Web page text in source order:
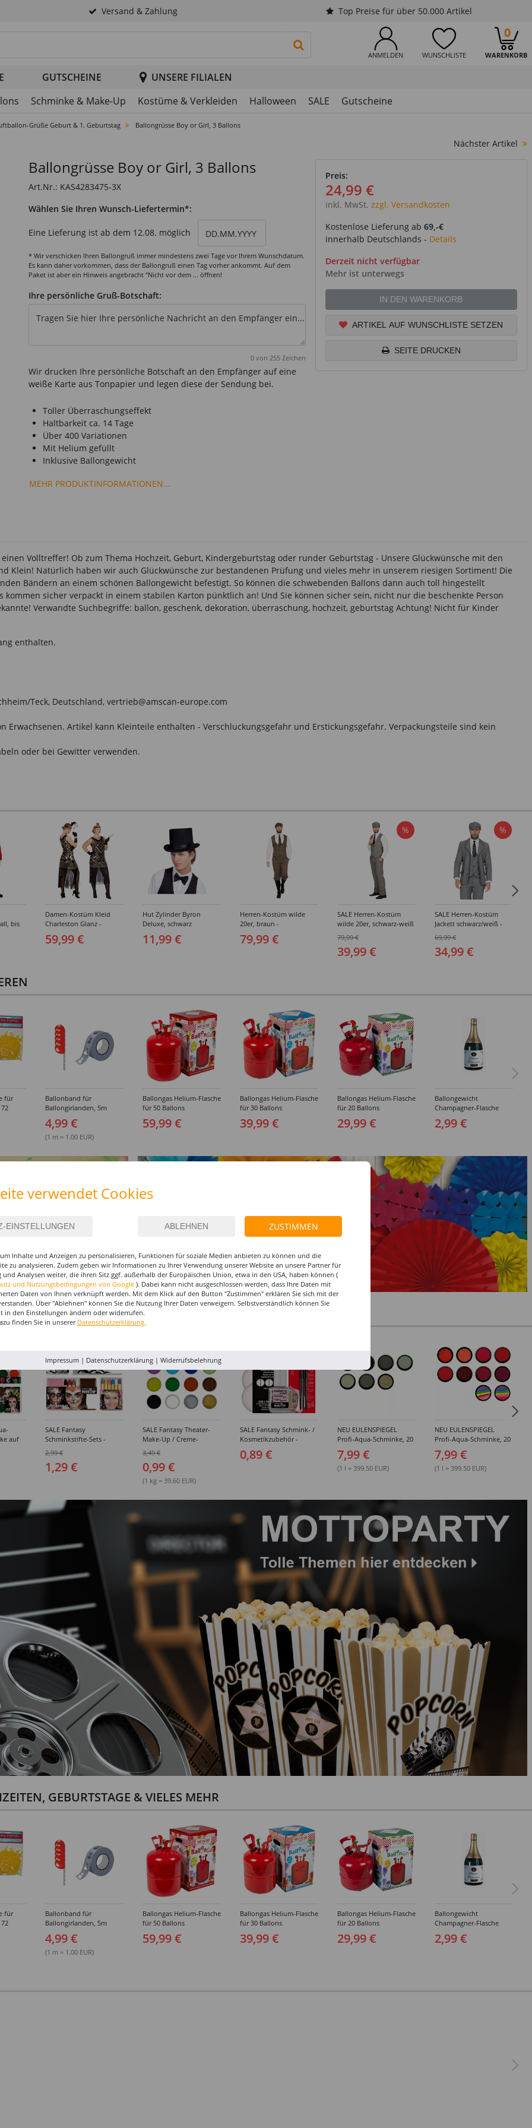
Versand & Zahlung Top Preise für über 50.000 Artikel
ANMELDEN WUNSCHLISTE WARENKORB
0
PRODUKTSUCHE STARTEN
GUTSCHEINE
UNSERE FILIALEN
Schminke & Make-Up Kostüme & Verkleiden Halloween SALE Gutscheine
Grüße Geburt & 1. Geburtstag Ballongrüsse Boy or Girl, 3 Ballons
Nächster Artikel
Ballongrüsse Boy or Girl, 3 Ballons
Art.Nr.: KAS4283475-3X
Wählen Sie Ihren Wunsch-Liefertermin*:
Eine Lieferung ist ab dem 12.08. möglich
* Wir verschicken Ihren Ballongruß immer mindestens zwei Tage vor Ihrem Wunschdatum.
Es kann daher vorkommen, dass der Ballongruß einen Tag vorher ankommt. Auf dem
Paket ist aber ein Hinweis angebracht "Nicht vor dem ... öffnen!
Ihre persönliche Gruß-Botschaft:
0von 255 Zeichen
Wir drucken Ihre persönliche Botschaft an den Empfänger auf eine
weiße Karte aus Tonpapier und legen diese der Sendung bei.
Toller Überraschungseffekt
Haltbarkeit ca. 14 Tage
Über 400 Variationen
Mit Helium gefüllt
Inklusive Ballongewicht
MEHR PRODUKTINFORMATIONEN...
Preis:
24,99 €
inkl. MwSt. zzgl. Versandkosten
Kostenlose Lieferung ab 69,-€
innerhalb Deutschlands - Details
Derzeit nicht verfügbar
Mehr ist unterwegs
IN DEN WARENKORB
ARTIKEL AUF WUNSCHLISTE SETZEN
SEITE DRUCKEN
Volltreffer! Ob zum Thema Hochzeit, Geburt, Kindergeburtstag oder runder Geburtstag - Unsere Glückwünsche mit den
Klein! Natürlich haben wir auch Glückwünsche zur bestandenen Prüfung und vieles mehr in unserem riesigen Sortiment! Die
Bändern an einem schönen Ballongewicht befestigt. So können die schwebenden Ballons dann auch toll hingestellt
sicher verpackt in einem stabilen Karton pünktlich an! Und Sie können sicher sein, nicht nur die beschenkte Person
Verwandte Suchbegriffe: ballon, geschenk, dekoration, überraschung, hochzeit, geburtstag Achtung! Nicht für Kinder
enthalten.
Teck, Deutschland, vertrieb@amscan-europe.com
Artikel kann Kleinteile enthalten - Verschluckungsgefahr und Erstickungsgefahr. Verpackungsteile sind kein
oder bei Gewitter verwenden.
bis
Damen-Kostüm Kleid
Charleston Glanz -
XXL)
59,99 €
Hut Zylinder Byron
Deluxe, schwarz
11,99 €
Herren-Kostüm wilde
20er, braun -
(46-64)
79,99 €
%
SALE Herren-Kostüm
wilde 20er, schwarz-weiß
(48-64)
79,99 €
39,99 €
%
SALE Herren-Kostüm
Jackett schwarz/weiß -
(48-64)
69,99 €
34,99 €
für
Ballonband für
Ballongirlanden, 5m
4,99 €
(1 m = 1.00 EUR)
Ballongas Helium-Flasche
für 50 Ballons
59,99 €
Ballongas Helium-Flasche
für 30 Ballons
39,99 €
Ballongas Helium-Flasche
für 20 Ballons
29,99 €
Ballongewicht
Champagner-Flasche
2,99 €
MAKE-UP & ZUBEHÖR
auf
/
SALE Fantasy
Schminkstifte-Sets -
Verschiedene
Ausführungen
2,99 €
1,29 €
SALE Fantasy Theater-
Make-Up / Creme-
Schminke auf Fettbasis,
25g - Verschiedene
Karnevalsfarben
3,49 €
0,99 €
(1 kg = 39.60 EUR)
SALE Fantasy Schmink- /
Kosmetikzubehör -
Verschiedene Artikel
0,89 €
NEU EULENSPIEGEL
Profi-Aqua-Schminke, 20
ml, Weiß- / Schwarz- &
Grau-Töne -
Verschiedene Farben
7,99 €
(1 l = 399.50 EUR)
NEU EULENSPIEGEL
Profi-Aqua-Schminke, 20
ml, Rot-Töne -
Verschiedene Farben
7,99 €
(1 l = 399.50 EUR)
GEBURTSTAGE & VIELES MEHR
für
Ballonband für
Ballongirlanden, 5m
Deko-Band aus PVC
4,99 €
(1 m = 1.00 EUR)
Ballongas Helium-Flasche
für 50 Ballons
59,99 €
Ballongas Helium-Flasche
für 30 Ballons
39,99 €
Ballongas Helium-Flasche
für 20 Ballons
29,99 €
Ballongewicht
Champagner-Flasche
2,99 €
verwendet Cookies
ZUSTIMMEN
Inhalte und Anzeigen zu personalisieren, Funktionen für soziale Medien anbieten zu können und die
zu analysieren. Zudem geben wir Informationen zu Ihrer Verwendung unserer Website an unsere Partner für
und Analysen weiter, die ihren Sitz ggf. außerhalb der Europäischen Union, etwa in den USA, haben können (
und Nutzungsbedingungen von Google ). Dabei kann nicht ausgeschlossen werden, dass Ihre Daten mit
Daten von Ihnen verknüpft werden. Mit dem Klick auf den Button "Zustimmen" erklären Sie sich mit der
Über "Ablehnen" können Sie die Nutzung Ihrer Daten verweigern. Selbstverständlich können Sie
in den Einstellungen ändern oder widerrufen.
finden Sie in unserer Datenschutzerklärung.
Impressum| Datenschutzerklärung| Widerrufsbelehrung